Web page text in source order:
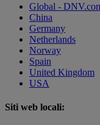
Global -
China
Germany
Netherlands
Norway
Spain
United Kingdom
USA
Siti web locali: